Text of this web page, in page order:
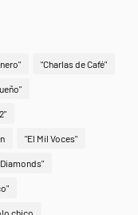
"Charlas de Café"
"El Mil Voces"
chico